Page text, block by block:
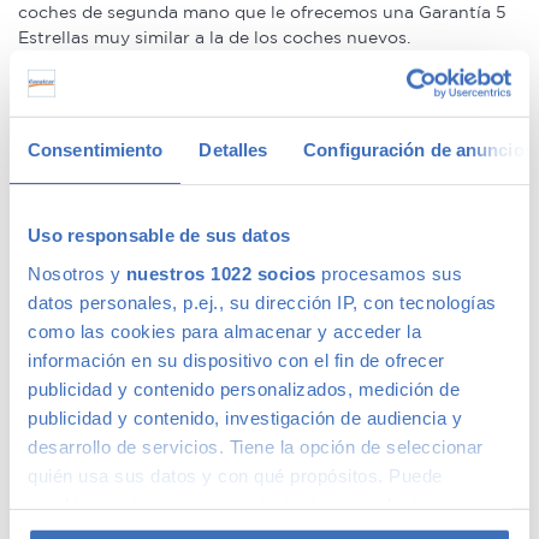
Consentimiento Detalles Configuración de anuncios
Uso responsable de sus datos
Nosotros y nuestros 1022 socios procesamos sus
datos personales, p.ej., su dirección IP, con tecnologías
como las cookies para almacenar y acceder la
información en su dispositivo con el fin de ofrecer
publicidad y contenido personalizados, medición de
publicidad y contenido, investigación de audiencia y
desarrollo de servicios. Tiene la opción de seleccionar
quién usa sus datos y con qué propósitos. Puede
momento desde la Declaración de cookies o clicando en
coches de segunda mano que le ofrecemos una Garantía 5
Estrellas muy similar a la de los coches nuevos.
Concesionario de ocasión multimarca
que mejor se adapte a tus necesidades, con la mejor
relación calidad-precio. O si lo prefieres, ven a vernos y te
aconsejamos.
Calidad Canalcar